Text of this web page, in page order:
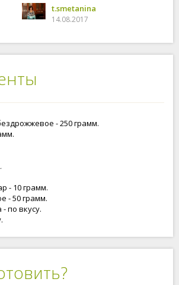
t.smetanina
14.08.2017
- 250 грамм.
- 10 грамм.
- 50 грамм.
по вкусу.